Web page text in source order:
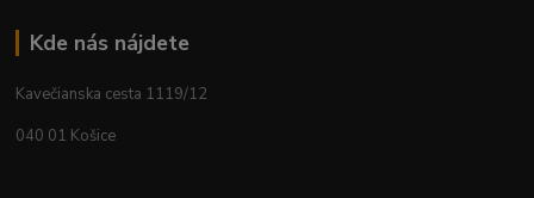
Kde nás nájdete
Kavečianska cesta 1119/12
040 01 Košice